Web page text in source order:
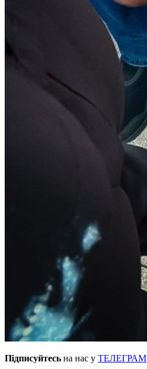
Підписуйтесь на нас у ТЕЛЕГРАМ